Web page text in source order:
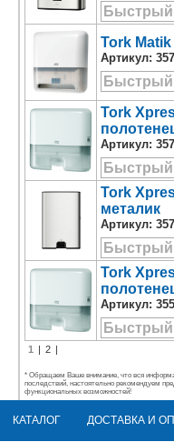
Tork
Артикул:
Tork
Артикул:
Tork
металик
Артикул:
Tork
Артикул:
1 | 2 |
* Обращаем Ваше внимание, что вся
последствий, настоятельно рекомендуем
функциональных возможностей!
КАТАЛОГ ДОСТАВКА И